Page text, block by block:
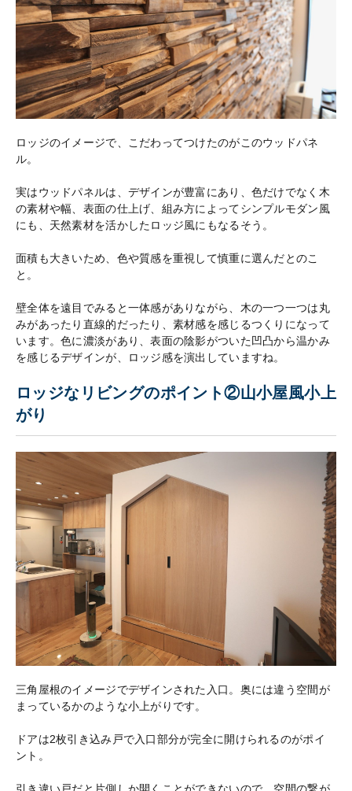
ロッジのイメージで、こだわってつけたのがこのウッドパネ
ル。
実はウッドパネルは、デザインが豊富にあり、色だけでなく木
の素材や幅、表面の仕上げ、組み方によってシンプルモダン風
にも、天然素材を活かしたロッジ風にもなるそう。
面積も大きいため、色や質感を重視して慎重に選んだとのこ
と。
壁全体を遠目でみると一体感がありながら、木の一つ一つは丸
みがあったり直線的だったり、素材感を感じるつくりになって
います。色に濃淡があり、表面の陰影がついた凹凸から温かみ
を感じるデザインが、ロッジ感を演出していますね。
ロッジなリビングのポイント②山小屋風小上
がり
三角屋根のイメージでデザインされた入口。奥には違う空間が
まっているかのような小上がりです。
ドアは2枚引き込み戸で入口部分が完全に開けられるのがポイ
ント。
引き違い戸だと片側しか開くことができないので、空間の繋が